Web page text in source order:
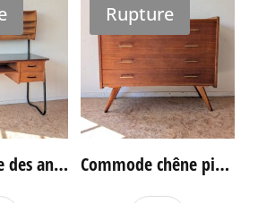
Bureau hêtre des années 60
Rupture
Commode chêne pieds compas vintage